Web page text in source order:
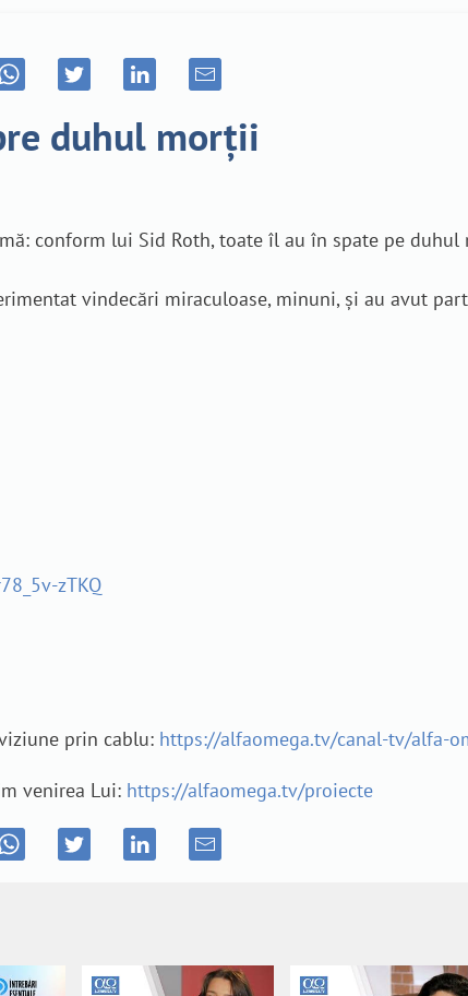
duhul morții
conform lui Sid Roth, toate îl au în spate pe
vindecări miraculoase, minuni, și au avut
zTKQ
prin cablu: https://alfaomega.tv/canal-tv/alfa-
venirea Lui: https://alfaomega.tv/proiecte